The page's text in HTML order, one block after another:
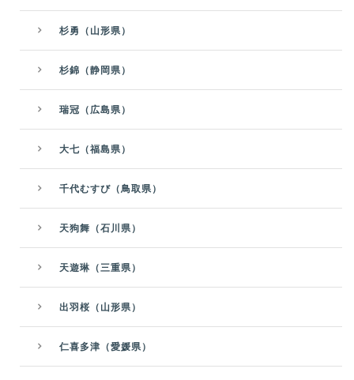
杉勇（山形県）
杉錦（静岡県）
瑞冠（広島県）
大七（福島県）
千代むすび（鳥取県）
天狗舞（石川県）
天遊琳（三重県）
出羽桜（山形県）
仁喜多津（愛媛県）